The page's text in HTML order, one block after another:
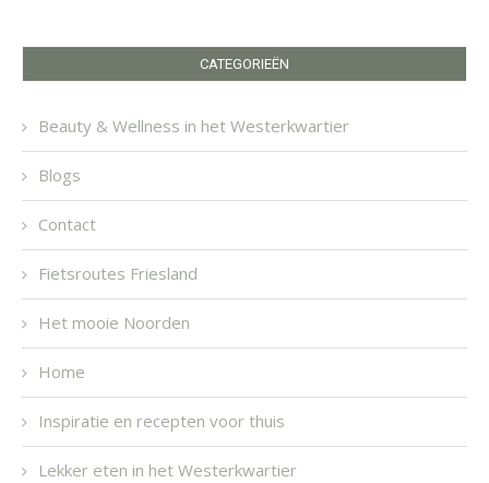
CATEGORIEËN
Beauty & Wellness in het Westerkwartier
Blogs
Contact
Fietsroutes Friesland
Het mooie Noorden
Home
Inspiratie en recepten voor thuis
Lekker eten in het Westerkwartier